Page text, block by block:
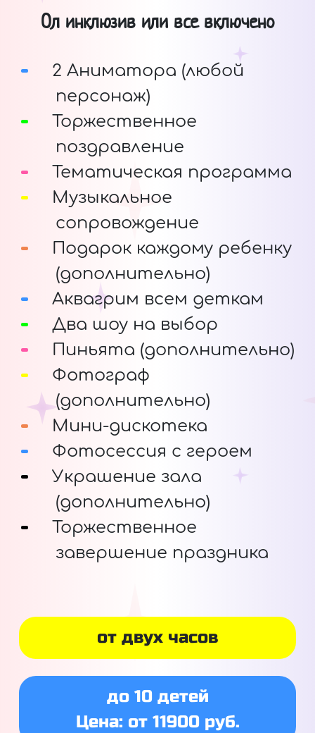
Ол инклюзив или все включено
2 Аниматора (любой
персонаж)
Торжественное
поздравление
Тематическая программа
Музыкальное
сопровождение
Подарок каждому ребенку
(дополнительно)
Аквагрим всем деткам
Два шоу на выбор
Пиньята (дополнительно)
Фотограф
(дополнительно)
Мини-дискотека
Фотосессия с героем
Украшение зала
(дополнительно)
Торжественное
завершение праздника
от двух часов
до 10 детей
Цена: от 11900 руб.